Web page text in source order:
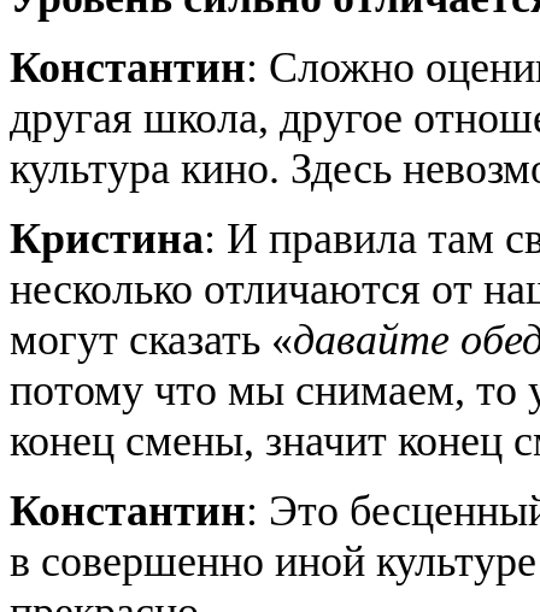
Константин: Сложно
другая школа, другое
культура кино. Здесь
Кристина: И правила там
несколько отличаются от
могут сказать «давайте
потому что мы снимаем, то
конец смены, значит конец
Константин: Это
в совершенно иной